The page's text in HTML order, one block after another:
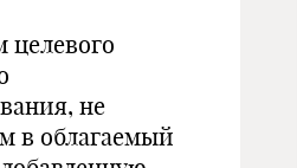
целевого
не
в облагаемый